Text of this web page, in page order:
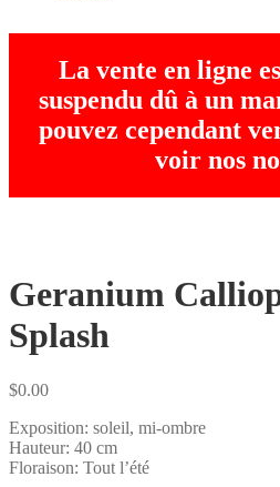
La vente en ligne
suspendu dû à un
pouvez cependant
voir nos
Geranium
Splash
$0.00
Exposition: soleil, mi-ombre
Hauteur: 40 cm
Floraison: Tout l’été